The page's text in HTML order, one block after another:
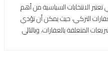
تعتبر الانتخابات السياسية من أهم
التركي، حيث يمكن أن تؤدي
المتعلقة بالعقارات، وبالتالي